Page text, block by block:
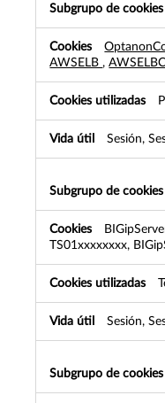
AWSELB ,
Sesión,
TS01xxxxxxxx,
Sesión,